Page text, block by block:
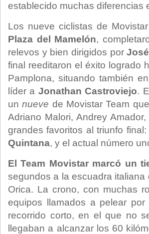
establecido muchas diferencias
Los nueve ciclistas de
Plaza del Mamelón,
relevos y bien dirigidos por
final reeditaron el éxito logrado
Pamplona, situando también
líder a Jonathan Castroviejo.
unnueve de Movistar Team
Adriano Malori, Andrey
grandes favoritos al triunfo
Quintana, y el actual número
El Team Movistar marcó un
segundos a la escuadra
Orica. La crono, con muchas
equipos llamados a pelear
recorrido corto, en el que no
llegaban a alcanzar los 60